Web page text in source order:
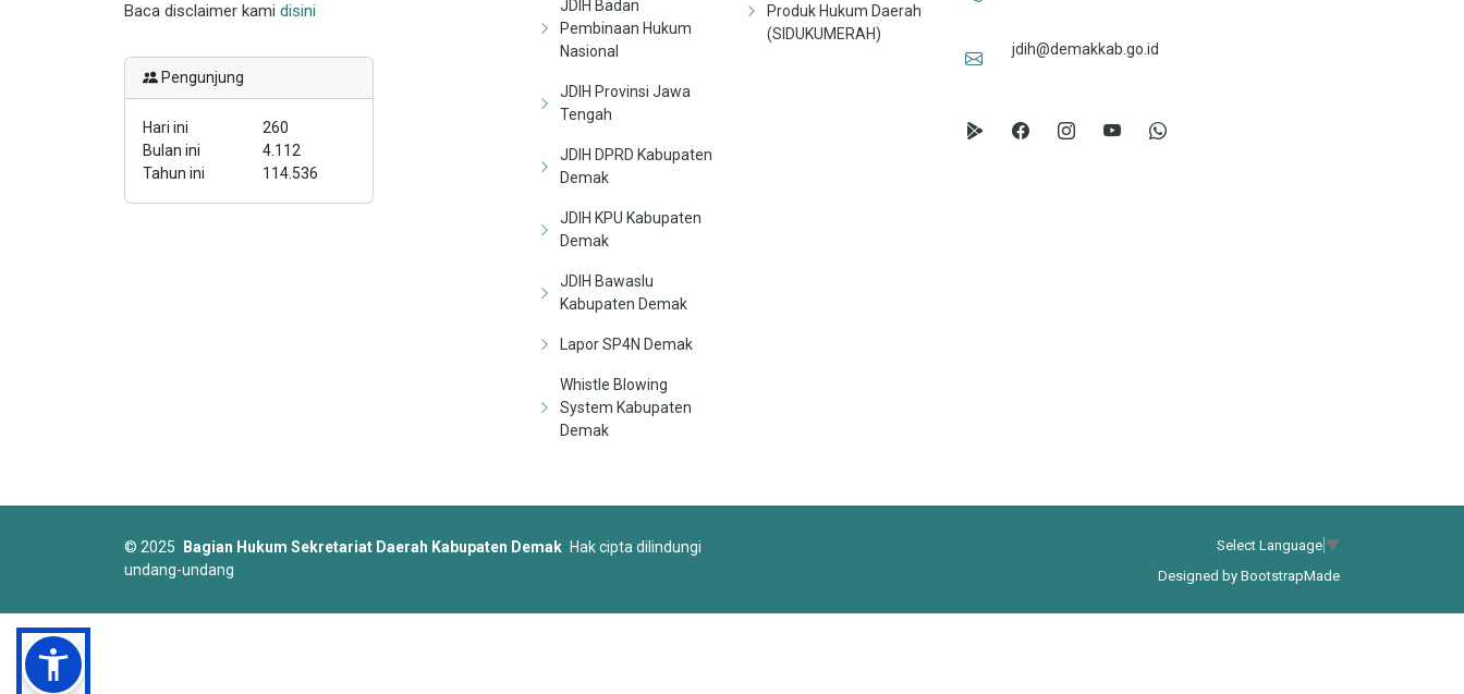
Baca disclaimer kami disini
Pengunjung
Hari ini
260
Bulan ini
4.112
Tahun ini
114.536
JDIH Badan
Pembinaan Hukum
Nasional
JDIH Provinsi Jawa
Tengah
JDIH DPRD Kabupaten
Demak
JDIH KPU Kabupaten
Demak
JDIH Bawaslu
Kabupaten Demak
Lapor SP4N Demak
Whistle Blowing
System Kabupaten
Demak
Produk Hukum Daerah
(SIDUKUMERAH)
jdih@demakkab.go.id
© 2025 Bagian Hukum Sekretariat Daerah Kabupaten Demak Hak cipta dilindungi
undang-undang
Select Language ▼
Designed by BootstrapMade